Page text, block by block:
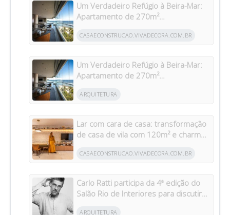
Um Verdadeiro Refúgio à Beira-Mar:
Apartamento de 270m²
Riviera
CASAECONSTRUCAO.VIVADECORA.COM.BR
Um Verdadeiro Refúgio à Beira-Mar:
Apartamento de 270m²
Riviera
ARQUITETURA
Lar com cara de casa: transformação
de casa de vila com 120m² e charme
CASAECONSTRUCAO.VIVADECORA.COM.BR
Carlo Ratti participa da 4ª edição do
Salão Rio de Interiores para discutir
ARQUITETURA